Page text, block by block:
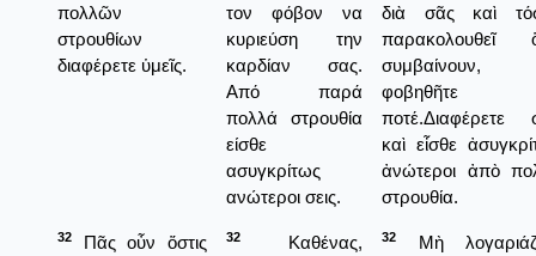
πολλῶν
στρουθίων
διαφέρετε ὑμεῖς.
τον φόβον να
κυριεύση την
καρδίαν σας.
Από παρά
πολλά στρουθία
είσθε
ασυγκρίτως
ανώτεροι σεις.
διὰ σᾶς καὶ
παρακολουθεῖ
συμβαίνουν,
φοβηθῆτε
ποτέ.Διαφέρετε
καὶ εἶσθε
ἀνώτεροι ἀπὸ
στρουθία.
32
Πᾶς οὖν ὅστις
32
Καθένας,
32
Μὴ